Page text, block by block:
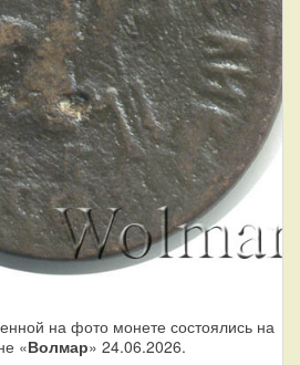
на фото монете состоялись на
«Волмар» 24.06.2026.